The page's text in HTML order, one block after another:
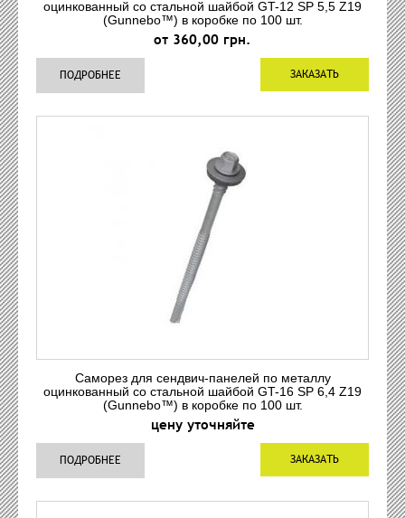
оцинкованный со стальной шайбой GT-12 SP 5,5 Z19
(Gunnebo™) в коробке по 100 шт.
от 360,00 грн.
ЗАКАЗАТЬ
ПОДРОБНЕЕ
Саморез для сендвич-панелей по металлу
оцинкованный со стальной шайбой GT-16 SP 6,4 Z19
(Gunnebo™) в коробке по 100 шт.
цену уточняйте
ЗАКАЗАТЬ
ПОДРОБНЕЕ